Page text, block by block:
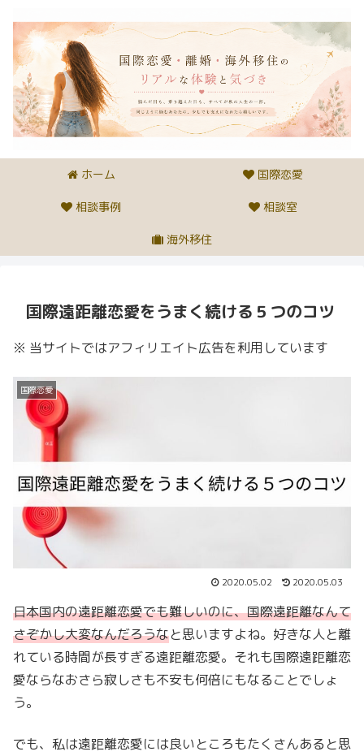
ホーム 国際恋愛
相談事例 相談室
海外移住
国際遠距離恋愛をうまく続ける５つのコツ
※ 当サイトではアフィリエイト広告を利用しています
国際恋愛
2020.05.02 2020.05.03
日本国内の遠距離恋愛でも難しいのに、国際遠距離なんて
さぞかし大変なんだろうなと思いますよね。好きな人と離
れている時間が長すぎる遠距離恋愛。それも国際遠距離恋
愛ならなおさら寂しさも不安も何倍にもなることでしょ
う。
でも、私は遠距離恋愛には良いところもたくさんあると思